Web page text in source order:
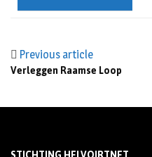
Previous article
Verleggen Raamse Loop